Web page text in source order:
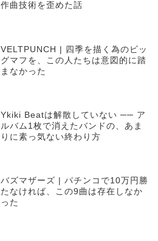
作曲技術を歪めた話
VELTPUNCH | 四季を描く為のビッ
グマフを、この人たちは意図的に踏
まなかった
Ykiki Beatは解散していない ── ア
ルバム1枚で消えたバンドの、あま
りに素っ気ない終わり方
バズマザーズ | パチンコで10万円勝
たなければ、この9曲は存在しなか
った